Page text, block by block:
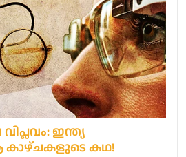
ഇന്ത്യ
കാഴ്ചകളുടെ കഥ!